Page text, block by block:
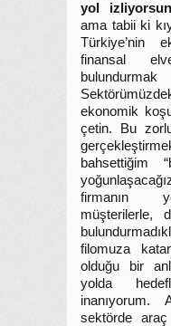
yol
ama tabii ki
Türkiye’nin
finansal
ekonomik
çetin. Bu
bahsettiğim
firmanın
müşterilerle,
filomuza
olduğu bir
yolda
inanıyorum.
sektörde araç